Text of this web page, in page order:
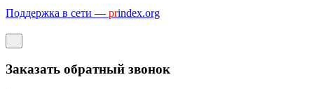
Поддержка в сети — prindex.org
Заказать обратный звонок